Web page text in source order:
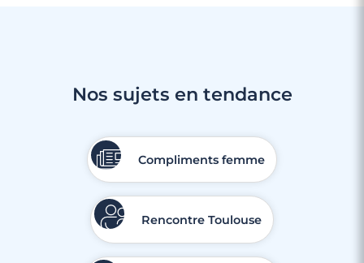
Nos sujets en tendance
Compliments femme
Rencontre Toulouse